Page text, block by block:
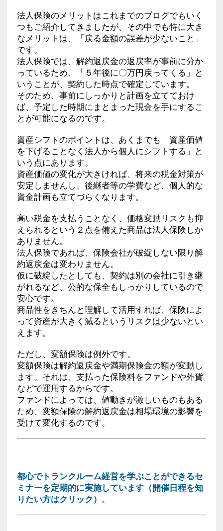
法人保険のメリットはこれまでのブログでもいく
つもご紹介してきましたが、その中でも特に大き
なメリットは、「戻る金額の誤差が少ないこと」
です。
法人保険では、解約返戻金の返戻率が事前に分か
っているため、「５年後に〇万円戻ってくる」と
いうことが、契約した時点で確定しています。
そのため、事前にしっかりと計画を立てておけ
ば、予定した時期にまとまった現金を手にするこ
とが可能になるのです。
資産シフトのポイントは、あくまでも「資産価値
を下げることなく法人から個人にシフトする」と
いう点にあります。
資産価値の変化が大きければ、将来の税金対策が
安定しませんし、後継者等の学費など、個人的な
資金計画も立てづらくなります。
高い税金を支払うことなく、価格変動リスクも抑
えられるという２点を備えた商品は法人保険しか
ありません。
法人保険であれば、保険会社が破綻しない限り解
約返戻金は変わりません。
仮に破綻したとしても、契約は別の会社に引き継
がれるなど、公的な保全もしっかりしているので
安心です。
商品性をきちんと理解して活用すれば、保険によ
って資産が大きく減るというリスクは少ないとい
えます。
ただし、変額保険は例外です。
変額保険は解約返戻金や満期保険金の額が変動し
ます。それは、支払った保険料をファンドや外貨
などで運用するからです。
ファンドによっては、値動きが激しいものもある
ため、変額保険の解約返戻金は相場環境の影響を
受けて変化するのです。
都心でトランクルーム経営を学ぶことができるセ
ミナーを定期的に実施しています（開催日程を知
りたい方はクリック） 。